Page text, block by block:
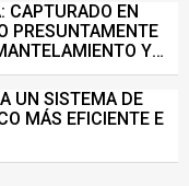
CAPTURADO EN
PRESUNTAMENTE
Y
DEL
MASIVO
UN SISTEMA DE
MÁS EFICIENTE E